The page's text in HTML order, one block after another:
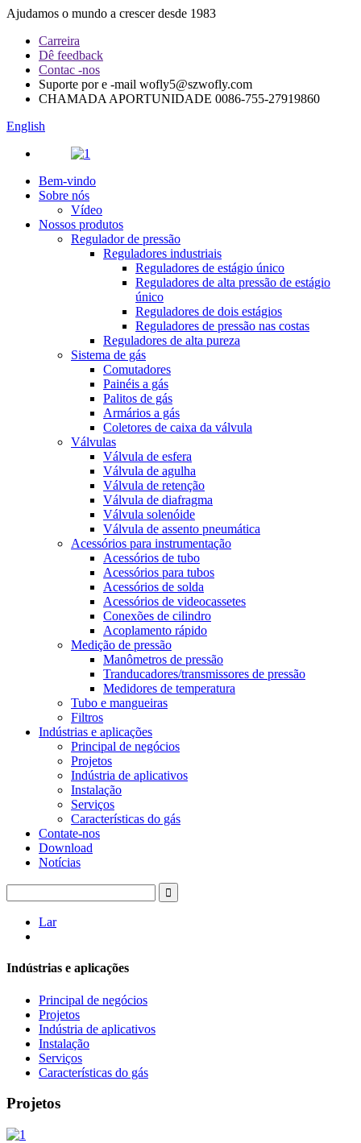
Ajudamos o mundo a crescer desde 1983
Carreira
Dê feedback
Contac -nos
Suporte por e -mail wofly5@szwofly.com
CHAMADA APORTUNIDADE 0086-755-27919860
English
Bem-vindo
Sobre nós
Vídeo
Nossos produtos
Regulador de pressão
Reguladores industriais
Reguladores de estágio único
Reguladores de alta pressão de estágio
único
Reguladores de dois estágios
Reguladores de pressão nas costas
Reguladores de alta pureza
Sistema de gás
Comutadores
Painéis a gás
Palitos de gás
Armários a gás
Coletores de caixa da válvula
Válvulas
Válvula de esfera
Válvula de agulha
Válvula de retenção
Válvula de diafragma
Válvula solenóide
Válvula de assento pneumática
Acessórios para instrumentação
Acessórios de tubo
Acessórios para tubos
Acessórios de solda
Acessórios de videocassetes
Conexões de cilindro
Acoplamento rápido
Medição de pressão
Manômetros de pressão
Tranducadores/transmissores de pressão
Medidores de temperatura
Tubo e mangueiras
Filtros
Indústrias e aplicações
Principal de negócios
Projetos
Indústria de aplicativos
Instalação
Serviços
Características do gás
Contate-nos
Download
Notícias
Lar
Indústrias e aplicações
Principal de negócios
Projetos
Indústria de aplicativos
Instalação
Serviços
Características do gás
Projetos